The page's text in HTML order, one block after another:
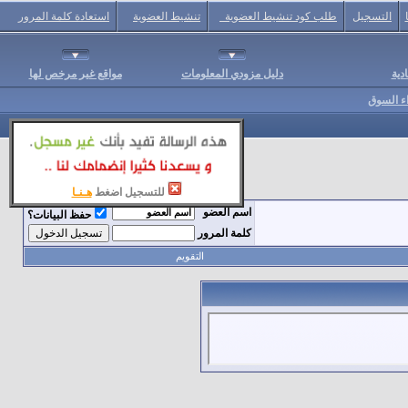
للتسجيل اضغط هـنـا
التسجيل طلب كود تنشيط العضوية تنشيط العضوية استعادة كلمة المرور
دليل مزودي المعلومات مواقع غير مرخص لها
السوق
اسم العضو
حفظ البيانات؟
كلمة المرور
التقويم